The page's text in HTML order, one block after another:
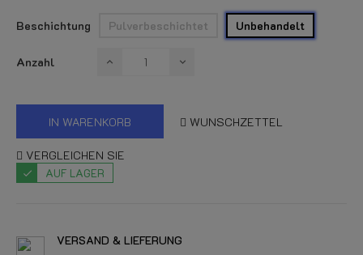
Beschichtung Pulverbeschichtet Unbehandelt
Anzahl
IN WARENKORB WUNSCHZETTEL
VERGLEICHEN SIE
AUF LAGER
VERSAND & LIEFERUNG